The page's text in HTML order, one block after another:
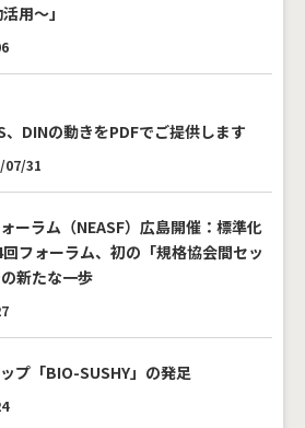
用～」
、DINの動きをPDFでご提供します
07/31
ーラム（NEASF）広島開催：標準化
フォーラム、初の「規格協会間セッ
新たな一歩
プ「BIO-SUSHY」の発足